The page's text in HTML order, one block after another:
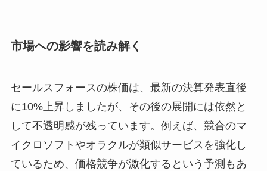
市場への影響を読み解く
セールスフォースの株価は、最新の決算発表直後
に10%上昇しましたが、その後の展開には依然と
して不透明感が残っています。例えば、競合のマ
イクロソフトやオラクルが類似サービスを強化し
ているため、価格競争が激化するという予測もあ